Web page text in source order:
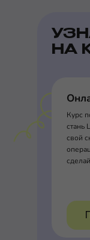
НА
Курс
стань
свой